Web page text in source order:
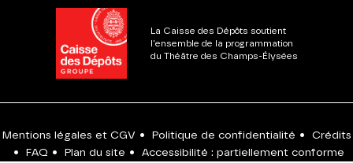
La Caisse des Dépôts soutient
l'ensemble de la programmation
du Théâtre des Champs-Élysées
Mentions légales et CGV • Politique de confidentialité •
Crédits
•
FAQ • Plan du site • Accessibilité : partiellement conforme